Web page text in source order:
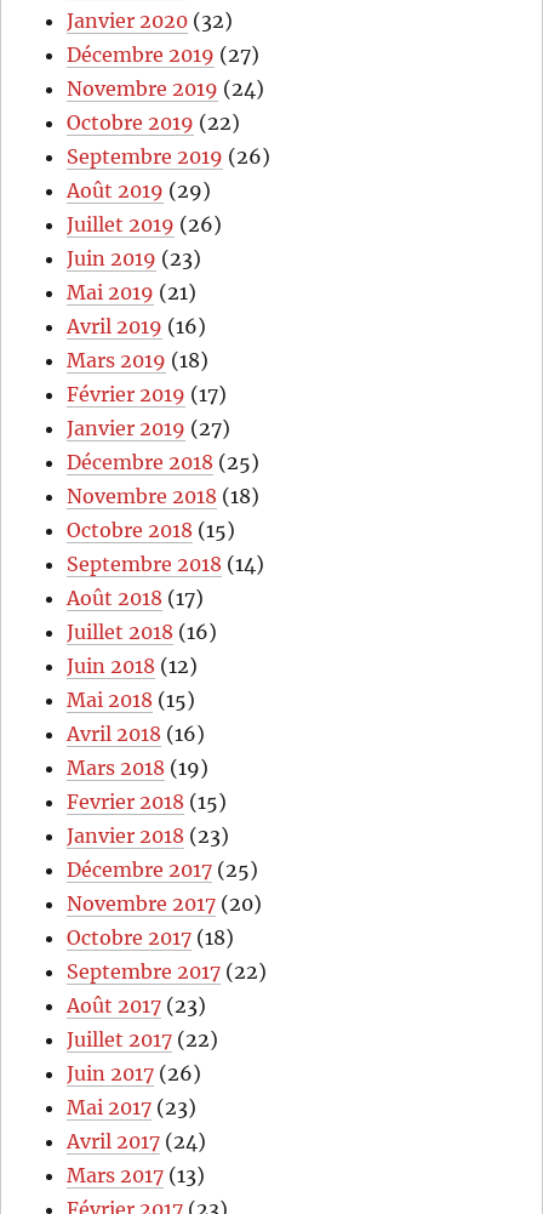
Janvier 2020 (32)
Décembre 2019 (27)
Novembre 2019 (24)
Octobre 2019 (22)
Septembre 2019 (26)
Août 2019 (29)
Juillet 2019 (26)
Juin 2019 (23)
Mai 2019 (21)
Avril 2019 (16)
Mars 2019 (18)
Février 2019 (17)
Janvier 2019 (27)
Décembre 2018 (25)
Novembre 2018 (18)
Octobre 2018 (15)
Septembre 2018 (14)
Août 2018 (17)
Juillet 2018 (16)
Juin 2018 (12)
Mai 2018 (15)
Avril 2018 (16)
Mars 2018 (19)
Fevrier 2018 (15)
Janvier 2018 (23)
Décembre 2017 (25)
Novembre 2017 (20)
Octobre 2017 (18)
Septembre 2017 (22)
Août 2017 (23)
Juillet 2017 (22)
Juin 2017 (26)
Mai 2017 (23)
Avril 2017 (24)
Mars 2017 (13)
Février 2017 (23)